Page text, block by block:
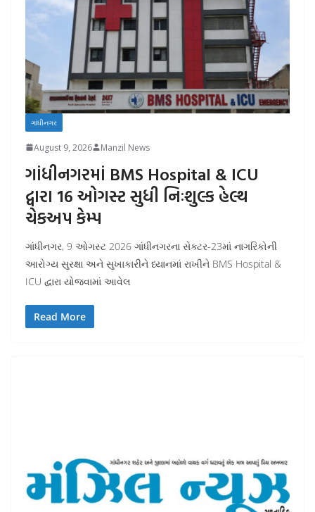
ગાંધીનગર
August 9, 2026 Manzil News
ગાંધીનગરમાં BMS Hospital & ICU
દ્વારા 16 ઓગસ્ટ સુધી નિઃશુલ્ક હેલ્થ
ચેકઅપ કેમ્પ
ગાંધીનગર, 9 ઓગસ્ટ 2026 ગાંધીનગરના સેક્ટર-23માં નાગરિકોની
આરોગ્ય સુરક્ષા અને સુખાકારીને ધ્યાનમાં રાખીને BMS Hospital &
ICU દ્વારા યોજવામાં આવેલ
Read More